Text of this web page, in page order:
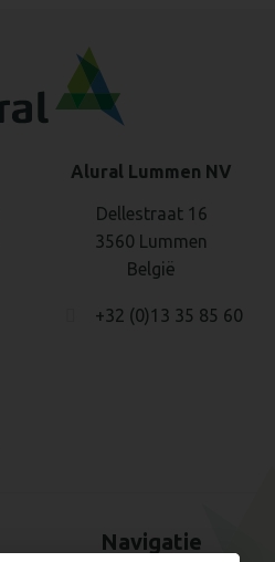
Alural Lummen NV
Dellestraat 16
3560 Lummen
België
+32 (0)13 35 85 60
Navigatie